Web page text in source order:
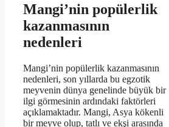
Mangi’nin popülerlik
kazanmasının
nedenleri
Mangi’nin popülerlik kazanmasının
nedenleri, son yıllarda bu egzotik
meyvenin dünya genelinde büyük bir
ilgi görmesinin ardındaki faktörleri
açıklamaktadır. Mangi, Asya kökenli
bir meyve olup, tatlı ve ekşi arasında